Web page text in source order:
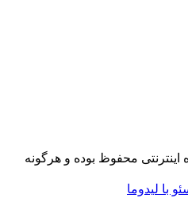
محفوظ بوده و هرگونه
با لیدوما